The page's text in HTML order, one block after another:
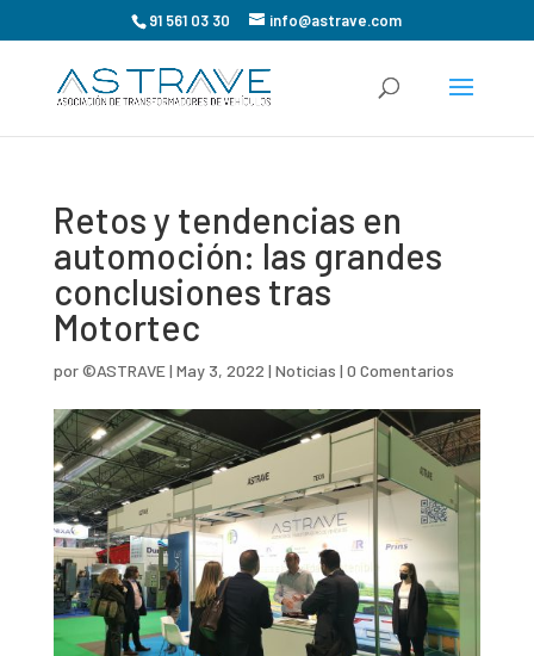
91 561 03 30 info@astrave.com
Retos y tendencias en
automoción: las grandes
conclusiones tras
Motortec
por©ASTRAVE| May 3, 2022 | Noticias | 0 Comentarios